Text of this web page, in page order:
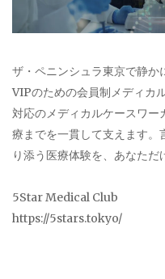
ザ・ペニンシュラ東京で静
VIPのための会員制メディカ
対応のメディカルケースワー
療までを一貫して支えます。
り添う医療体験を、あなただ
5Star Medical Club
https://5stars.tokyo/